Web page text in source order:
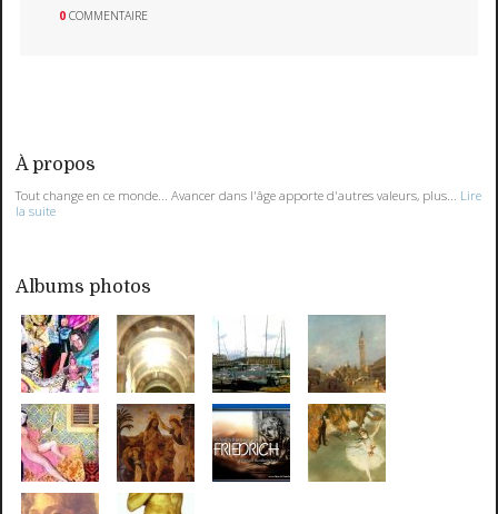
0 COMMENTAIRE
À propos
Tout change en ce monde... Avancer dans l'âge apporte d'autres valeurs, plus...
Lire
la suite
Albums photos